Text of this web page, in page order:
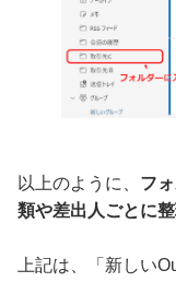
以上のように、 フ
類や差出人ごとに
上記は、「新しい